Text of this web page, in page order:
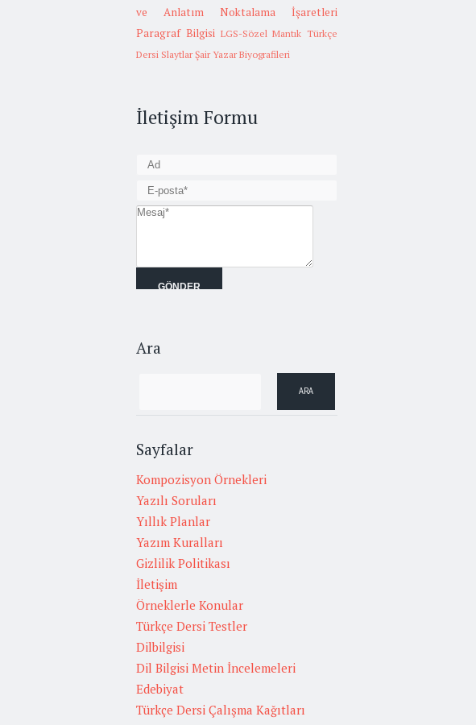
ve Anlatım
Noktalama İşaretleri
Paragraf Bilgisi LGS-Sözel Mantık Türkçe
Dersi Slaytlar Şair Yazar Biyografileri
İletişim Formu
Ara
Sayfalar
Kompozisyon Örnekleri
Yazılı Soruları
Yıllık Planlar
Yazım Kuralları
Gizlilik Politikası
İletişim
Örneklerle Konular
Türkçe Dersi Testler
Dilbilgisi
Dil Bilgisi Metin İncelemeleri
Edebiyat
Türkçe Dersi Çalışma Kağıtları